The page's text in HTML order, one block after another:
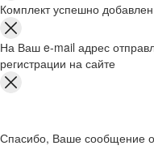
Комплект успешно
На Ваш e-mail адрес
регистрации на сайте
Спасибо, Ваше сообщение